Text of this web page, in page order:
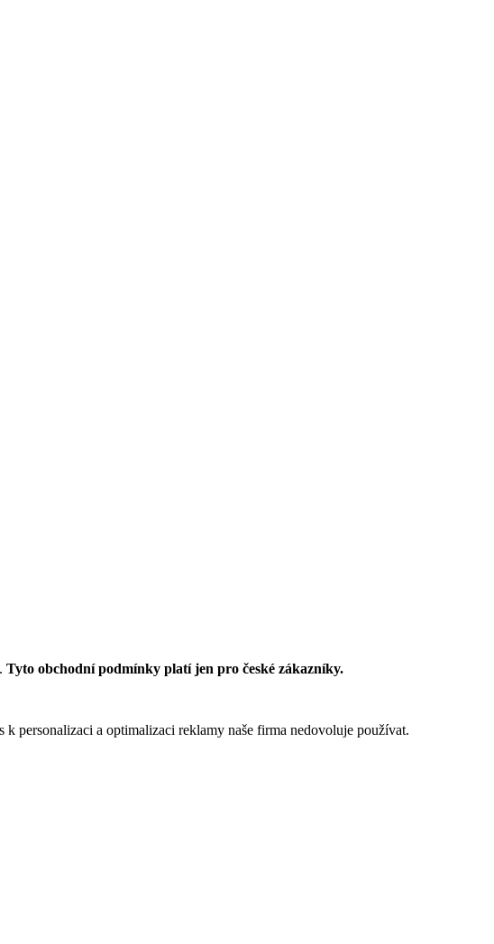
Tyto obchodní podmínky platí jen pro české zákazníky.
personalizaci a optimalizaci reklamy naše firma nedovoluje používat.